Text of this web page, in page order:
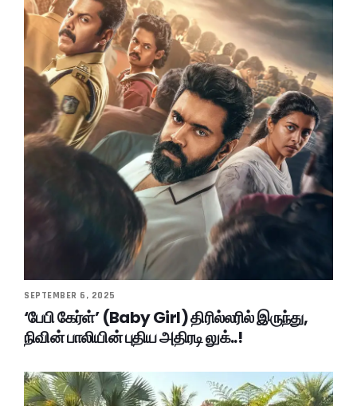
SEPTEMBER 6, 2025
‘பேபி கேர்ள்’ (Baby Girl) திரில்லரில் இருந்து,
நிவின் பாலியின் புதிய அதிரடி லுக்..!